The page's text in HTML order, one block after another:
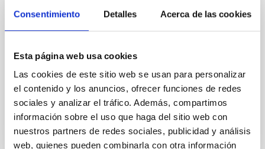
Consentimiento Detalles Acerca de las cookies
Esta página web usa cookies
Las cookies de este sitio web se usan para personalizar
el contenido y los anuncios, ofrecer funciones de redes
sociales y analizar el tráfico. Además, compartimos
información sobre el uso que haga del sitio web con
nuestros partners de redes sociales, publicidad y análisis
web, quienes pueden combinarla con otra información
over 30 scientific presentations and welcomed six
the Spanish Astronomical Society (SEA) dedicated to
Advertised on 07/24/2026 - 14:05:38